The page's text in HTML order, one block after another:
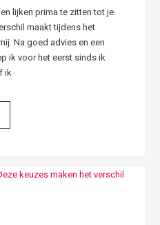
lijken prima te zitten tot je
maakt tijdens het
Na goed advies en een
ik voor het eerst sinds ik
ik